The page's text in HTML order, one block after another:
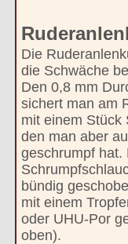
Die
die Schwäche
Den 0,8 mm
sichert man am
mit einem Stück
den man aber
geschrumpf hat.
bündig
mit einem
oder UHU-Por
oben).